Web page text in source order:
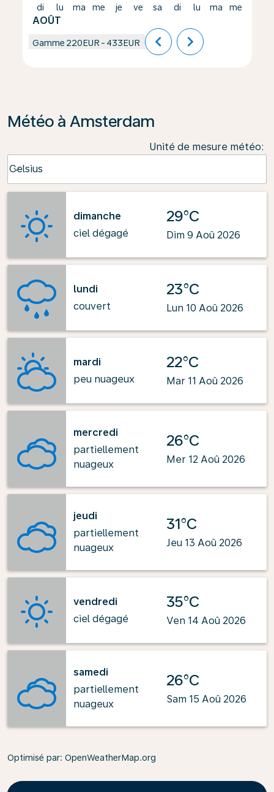
di
AOÛT
lu ma me je ve sa di lu ma me
Gamme 220EUR - 433EUR chevron_left chevron_right
Météo à Amsterdam
Unité de mesure météo:
Celsius
keyboard_arrow_down
dimanche
ciel dégagé
29°C
Dim 9 Aoû 2026
lundi
couvert
23°C
Lun 10 Aoû 2026
mardi
peu nuageux
22°C
Mar 11 Aoû 2026
mercredi
partiellement
nuageux
26°C
Mer 12 Aoû 2026
jeudi
partiellement
nuageux
31°C
Jeu 13 Aoû 2026
vendredi
ciel dégagé
35°C
Ven 14 Aoû 2026
samedi
partiellement
nuageux
26°C
Sam 15 Aoû 2026
Optimisé par: OpenWeatherMap.org